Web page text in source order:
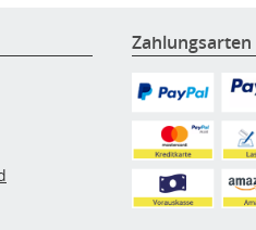
Zahlungsarten